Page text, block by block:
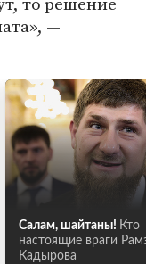
—
Салам, шайтаны! Кто
настоящие враги
Кадырова